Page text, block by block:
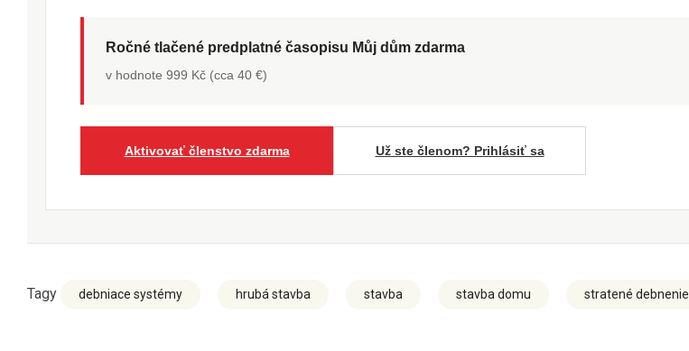
Ročné tlačené predplatné časopisu Můj dům zdarma
v hodnote 999 Kč (cca 40 €)
Aktivovať členstvo zdarma Už ste členom? Prihlásiť sa
Tagy debniace systémy hrubá stavba stavba stavba domu stratené debnenie